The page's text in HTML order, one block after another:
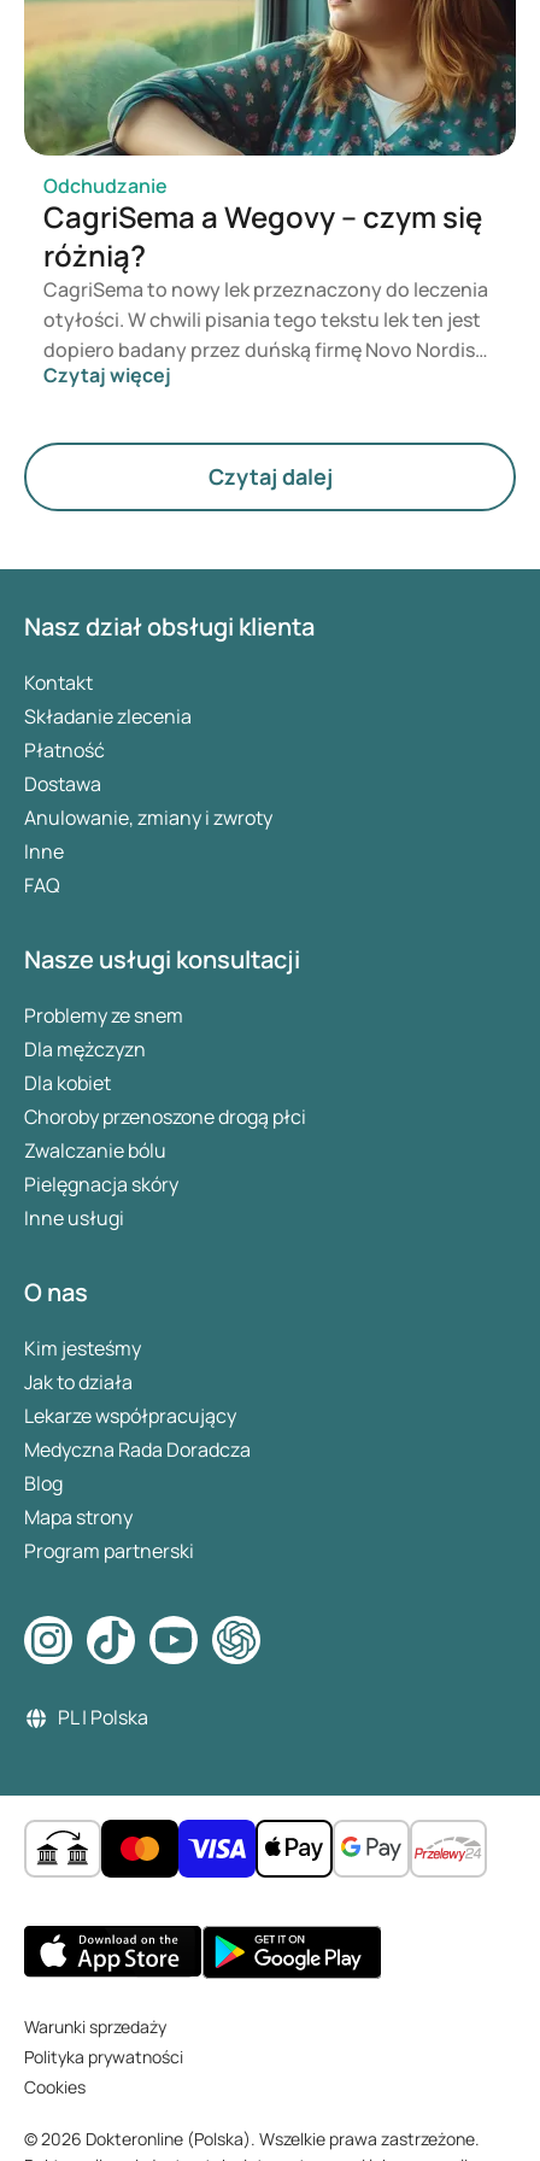
Mounjaro daje jednak też efekty w odchudzaniu i
utrzymaniu wagi. W tym artykule omawiamy oba
leki, ich wpływ na masę ciała, najważniejsze
różnice i możliwe skutki uboczne.
Odchudzanie
CagriSema a Wegovy – czym się
różnią?
CagriSema to nowy lek przeznaczony do leczenia
otyłości. W chwili pisania tego tekstu lek ten jest
dopiero badany przez duńską firmę Novo Nordisk i
nie trafił jeszcze na rynek. Czym jednak różni się
mają na celu wspomaganie utraty wagi, jednak ich
działanie jest inne. W tym artykule przyjrzymy się
bliżej obu lekom, ich działaniu i najważniejszym
Czytaj więcej
Czytaj dalej
Nasz dział obsługi klienta
Kontakt
Składanie zlecenia
Płatność
Dostawa
Anulowanie, zmiany i zwroty
Inne
FAQ
Nasze usługi konsultacji
Problemy ze snem
Dla mężczyzn
Dla kobiet
Choroby przenoszone drogą płci
Zwalczanie bólu
Pielęgnacja skóry
Inne usługi
O nas
Kim jesteśmy
Jak to działa
Lekarze współpracujący
Medyczna Rada Doradcza
Blog
Mapa strony
Program partnerski
PL | Polska
Warunki sprzedaży
Polityka prywatności
Cookies
© 2026 Dokteronline (Polska). Wszelkie prawa zastrzeżone.